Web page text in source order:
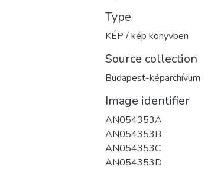
Type
KÉP / kép könyvben
Source collection
Budapest-képarchívum
Image identifier
AN054353A
AN054353B
AN054353C
AN054353D